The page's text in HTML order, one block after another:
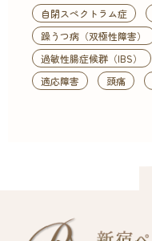
自閉スペクトラム症
躁うつ病（双極性障害）
過敏性腸症候群（IBS）
適応障害
頭痛